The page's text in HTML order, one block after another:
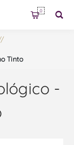
0
/
Tinto
-